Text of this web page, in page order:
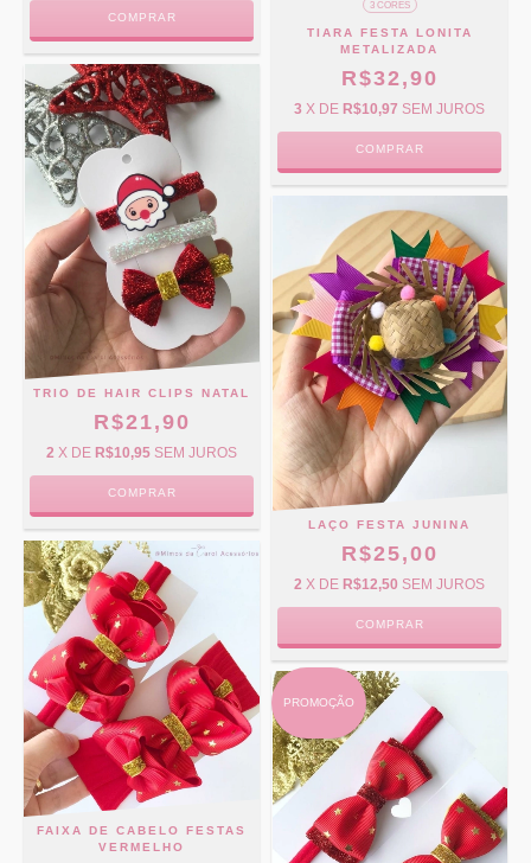
COMPRAR
3 CORES
TIARA FESTA LONITA
METALIZADA
R$32,90
3 X DE R$10,97 SEM JUROS
COMPRAR
TRIO DE HAIR CLIPS NATAL
R$21,90
2 X DE R$10,95 SEM JUROS
LAÇO FESTA JUNINA
R$25,00
2 X DE R$12,50 SEM JUROS
COMPRAR
FAIXA DE CABELO FESTAS
VERMELHO
PROMOÇÃO